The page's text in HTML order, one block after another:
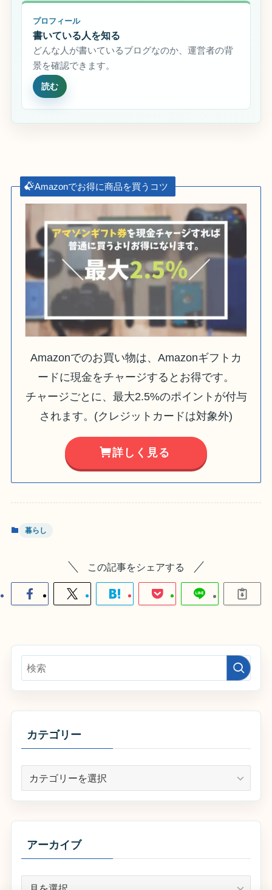
プロフィール
書いている人を知る
どんな人が書いているブログなのか、運営者の背
景を確認できます。
読む
Amazonでお得に商品を買うコツ
Amazonでのお買い物は、Amazonギフトカ
ードに現金をチャージするとお得です。
チャージごとに、最大2.5%のポイントが付与
されます。(クレジットカードは対象外)
詳しく見る
暮らし
この記事をシェアする
カテゴリー
ゴ
アーカイブ